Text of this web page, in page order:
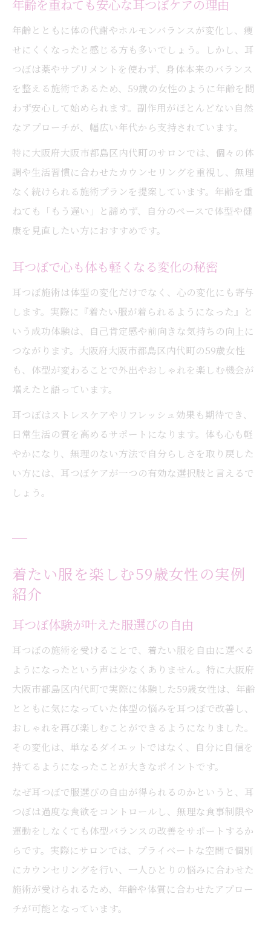
年齢を重ねても安心な耳つぼケアの理由
年齢とともに体の代謝やホルモンバランスが変化し、痩
せにくくなったと感じる方も多いでしょう。しかし、耳
つぼは薬やサプリメントを使わず、身体本来のバランス
を整える施術であるため、59歳の女性のように年齢を問
わず安心して始められます。副作用がほとんどない自然
なアプローチが、幅広い年代から支持されています。
特に大阪府大阪市都島区内代町のサロンでは、個々の体
調や生活習慣に合わせたカウンセリングを重視し、無理
なく続けられる施術プランを提案しています。年齢を重
ねても「もう遅い」と諦めず、自分のペースで体型や健
康を見直したい方におすすめです。
耳つぼで心も体も軽くなる変化の秘密
耳つぼ施術は体型の変化だけでなく、心の変化にも寄与
します。実際に『着たい服が着られるようになった』と
いう成功体験は、自己肯定感や前向きな気持ちの向上に
つながります。大阪府大阪市都島区内代町の59歳女性
も、体型が変わることで外出やおしゃれを楽しむ機会が
増えたと語っています。
耳つぼはストレスケアやリフレッシュ効果も期待でき、
日常生活の質を高めるサポートになります。体も心も軽
やかになり、無理のない方法で自分らしさを取り戻した
い方には、耳つぼケアが一つの有効な選択肢と言えるで
しょう。
着たい服を楽しむ59歳女性の実例
紹介
耳つぼ体験が叶えた服選びの自由
耳つぼの施術を受けることで、着たい服を自由に選べる
ようになったという声は少なくありません。特に大阪府
大阪市都島区内代町で実際に体験した59歳女性は、年齢
とともに気になっていた体型の悩みを耳つぼで改善し、
おしゃれを再び楽しむことができるようになりました。
その変化は、単なるダイエットではなく、自分に自信を
持てるようになったことが大きなポイントです。
なぜ耳つぼで服選びの自由が得られるのかというと、耳
つぼは過度な食欲をコントロールし、無理な食事制限や
運動をしなくても体型バランスの改善をサポートするか
らです。実際にサロンでは、プライベートな空間で個別
にカウンセリングを行い、一人ひとりの悩みに合わせた
施術が受けられるため、年齢や体質に合わせたアプロー
チが可能となっています。